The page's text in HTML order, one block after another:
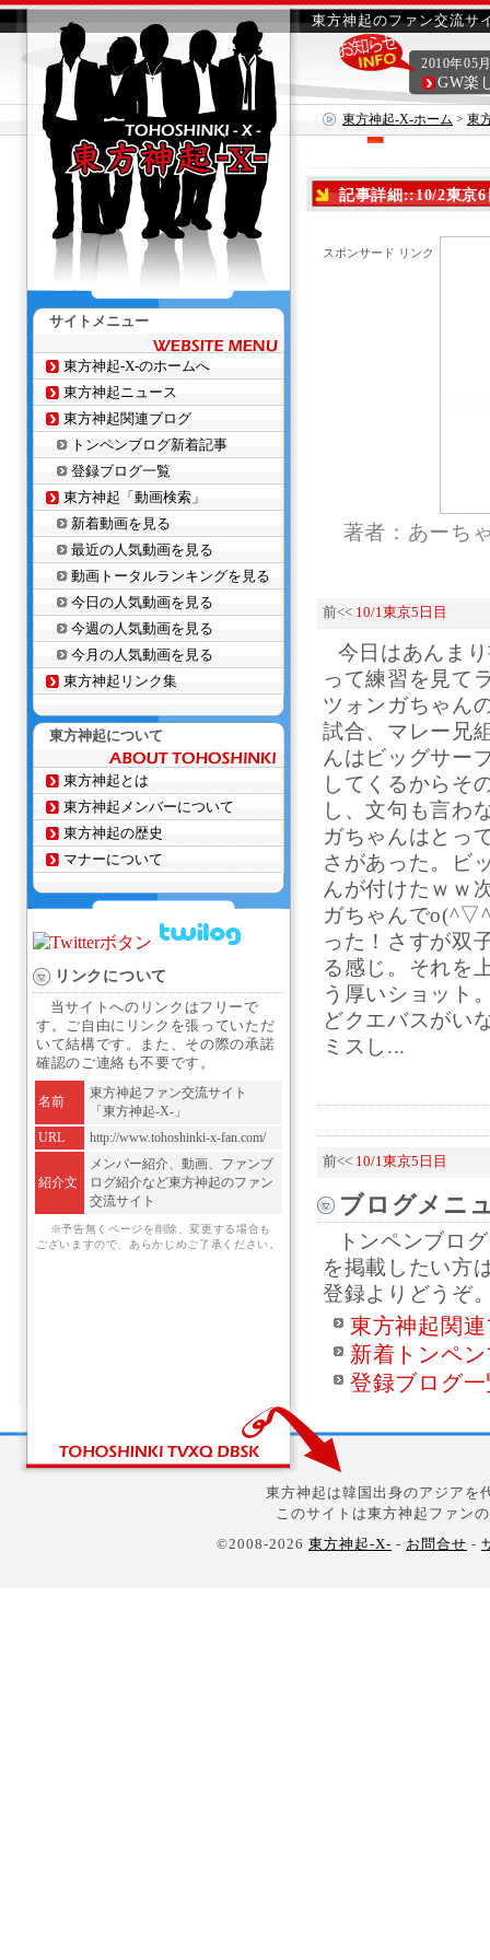
東方神起のファン交流サ
東方神起-X-ホーム > 東
2010年05
GW楽
記事詳細::10/2東京6
スポンサード リンク
著者：あーち
前<< 10/1東京5日目
今日はあんま
って練習を見て
ツォンガちゃん
試合、マレー兄
んはビッグサー
してくるからそ
し、文句も言わ
ガちゃんはとっ
さがあった。ビ
んが付けたｗｗ
ガちゃんで
った！さすが双
る感じ。それを
う厚いショット
どクエバスがい
ミスし...
前<< 10/1東京5日目
ブログメニ
トンペンブロ
を掲載したい方
登録よりどうぞ
東方神起関
新着トンペ
登録ブログ
サイトメニュー
東方神起-X-のホームへ
東方神起ニュース
東方神起関連ブログ
トンペンブログ新着記事
登録ブログ一覧
東方神起「動画検索」
新着動画を見る
最近の人気動画を見る
動画トータルランキングを見る
今日の人気動画を見る
今週の人気動画を見る
今月の人気動画を見る
東方神起リンク集
東方神起について
東方神起とは
東方神起メンバーについて
東方神起の歴史
マナーについて
リンクについて
当サイトへのリンクはフリーで
す。ご自由にリンクを張っていただ
いて結構です。また、その際の承諾
確認のご連絡も不要です。
名前
東方神起ファン交流サイト
「東方神起-X-」
URL
http://www.tohoshinki-x-fan.com/
紹介文
メンバー紹介、動画、ファンブ
ログ紹介など東方神起のファン
交流サイト
※予告無くページを削除、変更する場合も
ございますので、あらかじめご了承ください。
東方神起は韓国出身のアジアを
このサイトは東方神起ファン
©2008-2026 東方神起-X- - お問合せ -